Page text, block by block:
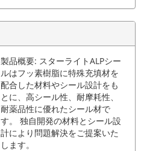
製品概要: スターライトALPシー
ルはフッ素樹脂に特殊充填材を
配合した材料やシール設計をも
とに、高シール性、耐摩耗性、
耐薬品性に優れたシール材で
す。 独自開発の材料とシール設
計により問題解決をご提案いた
します。